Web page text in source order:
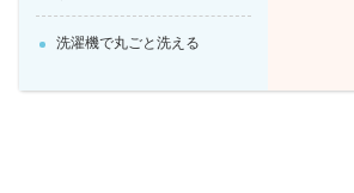
洗濯機で丸ごと洗える